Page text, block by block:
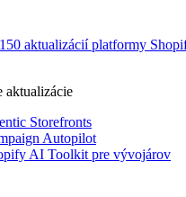
aktualizácií platformy
aktualizácie
Storefronts
Autopilot
AI Toolkit pre vývojárov